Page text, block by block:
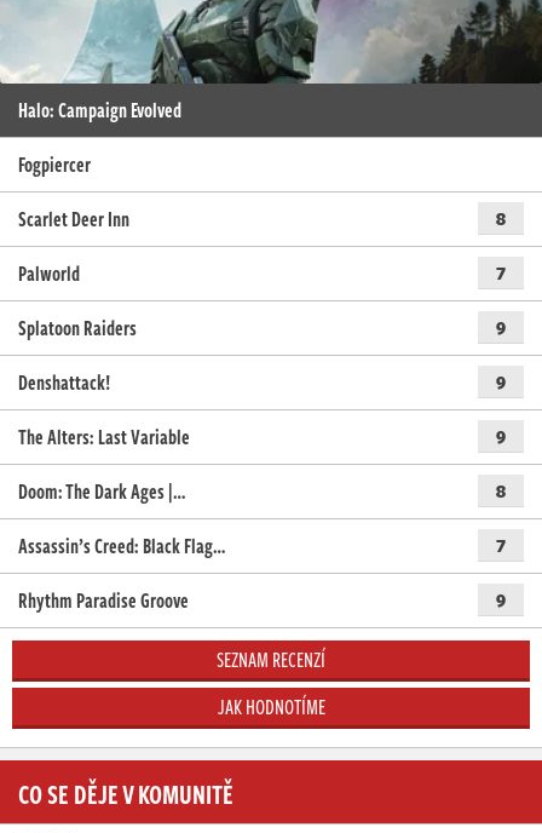
Halo: Campaign Evolved
Fogpiercer
Scarlet Deer Inn
8
Palworld 7
Splatoon Raiders 9
Denshattack! 9
The Alters: Last Variable 9
Doom: The Dark Ages |… 8
Assassin’s Creed: Black Flag… 7
Rhythm Paradise Groove 9
SEZNAM RECENZÍ
JAK HODNOTÍME
CO SE DĚJE V KOMUNITĚ